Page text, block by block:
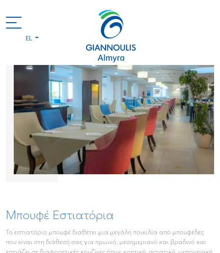
EL
Μπουφέ Εστιατόρια
Το εστιατόριο μπουφέ διαθέτει μια μεγάλη ποικιλία από μπουφέδες
που είναι στη διάθεσή σας για πρωινό, μεσημεριανό και βραδινό και